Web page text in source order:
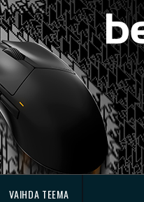
VAIHDA TEEMA